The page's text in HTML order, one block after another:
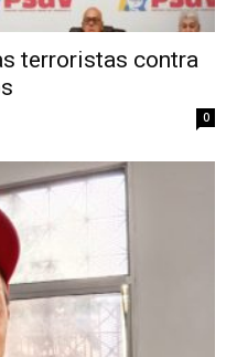
terroristas contra
0